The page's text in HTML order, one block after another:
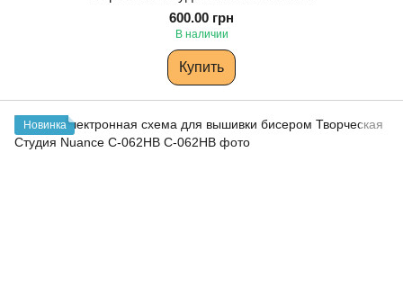
600.00 грн
В наличии
Купить
Новинка